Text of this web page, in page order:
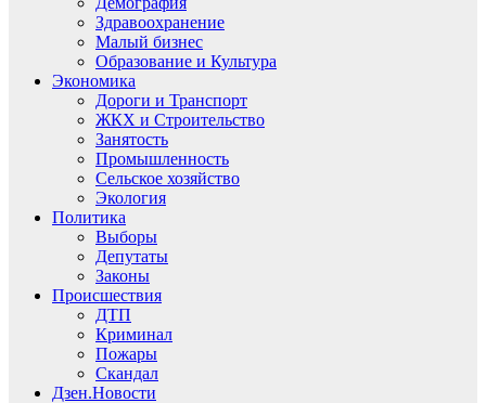
Здравоохранение
Малый бизнес
Образование и Культура
Экономика
Дороги и Транспорт
ЖКХ и Строительство
Занятость
Промышленность
Сельское хозяйство
Экология
Политика
Выборы
Депутаты
Законы
Происшествия
ДТП
Криминал
Пожары
Скандал
Дзен.Новости